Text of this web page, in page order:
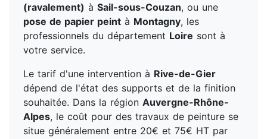
(ravalement) à Sail-sous-Couzan, ou une
pose de papier peint à Montagny, les
professionnels du département Loire sont à
votre service.
Le tarif d'une intervention à Rive-de-Gier
dépend de l'état des supports et de la finition
souhaitée. Dans la région Auvergne-Rhône-
Alpes, le coût pour des travaux de peinture se
situe généralement entre 20€ et 75€ HT par